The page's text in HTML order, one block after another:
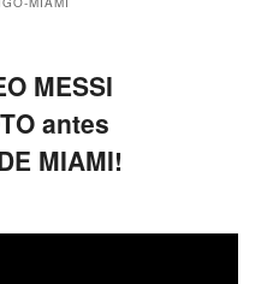
MESSI
antes
MIAMI!